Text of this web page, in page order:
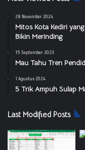
28 November 2024
Mitos Kota Kediri
Bikin Merinding
15 September 2023
Mau Tahu Tren
1 Agustus 2024
5 Trik Ampuh Sulap
Last Modified Posts